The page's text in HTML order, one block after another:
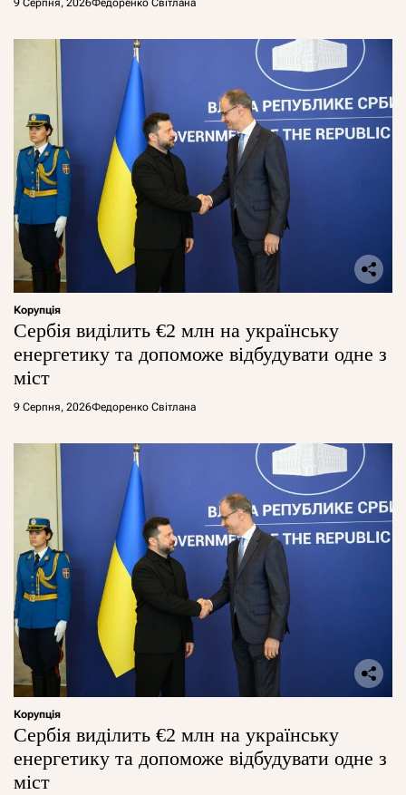
9 Серпня, 2026Федоренко Світлана
Корупція
Сербія виділить €2 млн на українську
енергетику та допоможе відбудувати одне з
міст
9 Серпня, 2026Федоренко Світлана
Корупція
Сербія виділить €2 млн на українську
енергетику та допоможе відбудувати одне з
міст